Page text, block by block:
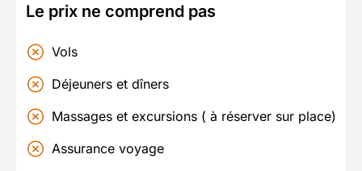
Le prix ne comprend pas
Vols
Déjeuners et dîners
Massages et excursions ( à réserver sur place)
Assurance voyage